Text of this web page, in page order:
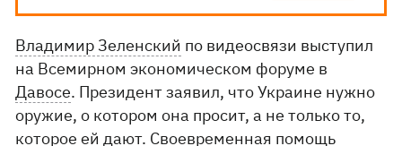
Владимир Зеленский по видеосвязи выступил
на Всемирном экономическом форуме в
Давосе. Президент заявил, что Украине нужно
оружие, о котором она просит, а не только то,
которое ей дают. Своевременная помощь